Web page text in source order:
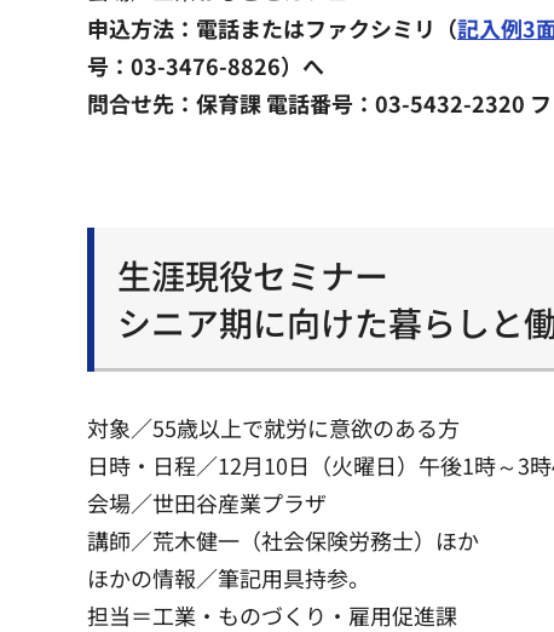
申込方法：電話またはファクシミリ（記入例3
号：03-3476-8826）へ
問合せ先：保育課 電話番号：03-5432-2320
生涯現役セミナー
シニア期に向けた暮らしと
対象／55歳以上で就労に意欲のある方
日時・日程／12月10日（火曜日）午後1時～3
会場／世田谷産業プラザ
講師／荒木健一（社会保険労務士）ほか
ほかの情報／筆記用具持参。
担当＝工業・ものづくり・雇用促進課